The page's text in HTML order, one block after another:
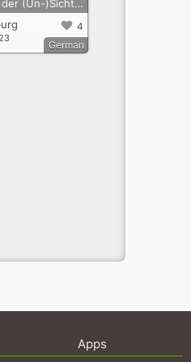
"Orte der (Un-)Sichtbarkeit" - Tour 5
4
German
Apps